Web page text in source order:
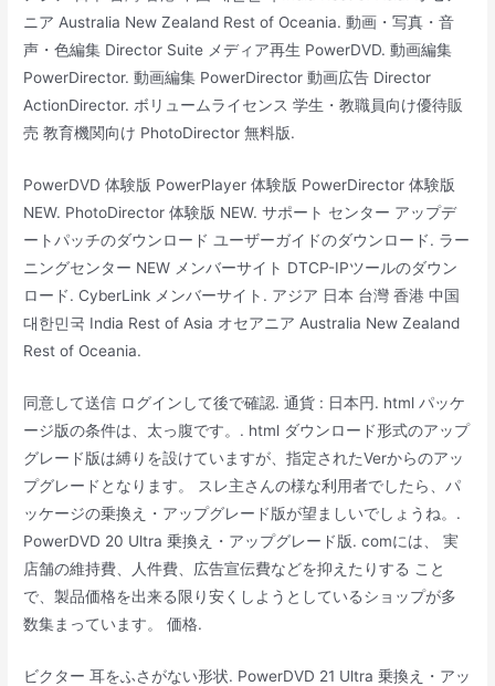
ニア Australia New Zealand Rest of Oceania. 動画・写真・音
声・色編集 Director Suite メディア再生 PowerDVD. 動画編集
PowerDirector. 動画編集 PowerDirector 動画広告 Director
ActionDirector. ボリュームライセンス 学生・教職員向け優待販
売 教育機関向け PhotoDirector 無料版.
PowerDVD 体験版 PowerPlayer 体験版 PowerDirector 体験版
NEW. PhotoDirector 体験版 NEW. サポート センター アップデ
ートパッチのダウンロード ユーザーガイドのダウンロード. ラー
ニングセンター NEW メンバーサイト DTCP-IPツールのダウン
ロード. CyberLink メンバーサイト. アジア 日本 台灣 香港 中国
대한민국 India Rest of Asia オセアニア Australia New Zealand
Rest of Oceania.
同意して送信 ログインして後で確認. 通貨 : 日本円. html パッケ
ージ版の条件は、太っ腹です。. html ダウンロード形式のアップ
グレード版は縛りを設けていますが、指定されたVerからのアッ
プグレードとなります。 スレ主さんの様な利用者でしたら、パ
ッケージの乗換え・アップグレード版が望ましいでしょうね。.
PowerDVD 20 Ultra 乗換え・アップグレード版. comには、 実
店舗の維持費、人件費、広告宣伝費などを抑えたりする こと
で、製品価格を出来る限り安くしようとしているショップが多
数集まっています。 価格.
ビクター 耳をふさがない形状. PowerDVD 21 Ultra 乗換え・アッ